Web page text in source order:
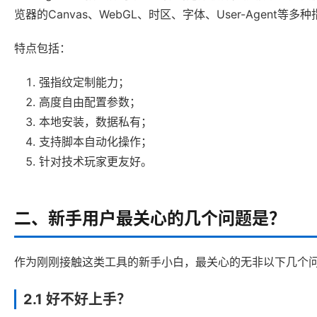
览器的Canvas、WebGL、时区、字体、User-Agent等多种
特点包括：
强指纹定制能力；
高度自由配置参数；
本地安装，数据私有；
支持脚本自动化操作；
针对技术玩家更友好。
二、新手用户最关心的几个问题是？
作为刚刚接触这类工具的新手小白，最关心的无非以下几个问
2.1 好不好上手？